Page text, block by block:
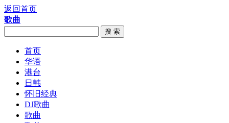
返回首页
歌曲
搜 索
首页
华语
港台
日韩
怀旧经典
DJ歌曲
歌曲